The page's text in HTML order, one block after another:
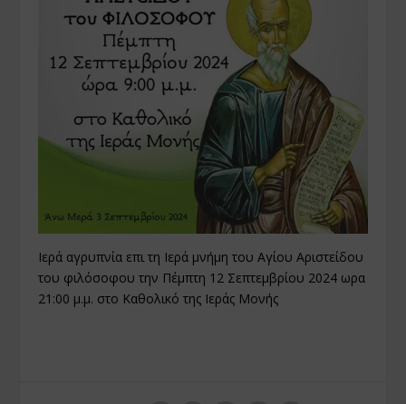
Ιερά αγρυπνία επι τη Ιερά μνήμη του Αγίου Αριστείδου
του φιλόσοφου την Πέμπτη 12 Σεπτεμβρίου 2024 ωρα
21:00 μ.μ. στο Καθολικό της Ιεράς Μονής